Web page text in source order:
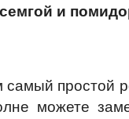
и
простой
можете